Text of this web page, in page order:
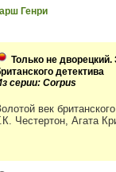
Генри
Только не дворецкий.
детектива
серии: Corpus
век
Честертон, Агата